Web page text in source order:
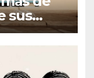
sus
de